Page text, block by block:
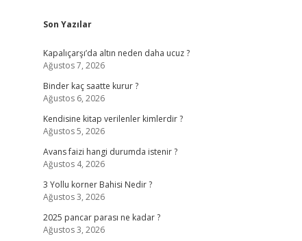
Sidebar
Son Yazılar
Kapalıçarşı’da altın neden daha ucuz ?
Ağustos 7, 2026
Binder kaç saatte kurur ?
Ağustos 6, 2026
Kendisine kitap verilenler kimlerdir ?
Ağustos 5, 2026
Avans faizi hangi durumda istenir ?
Ağustos 4, 2026
3 Yollu korner Bahisi Nedir ?
Ağustos 3, 2026
2025 pancar parası ne kadar ?
Ağustos 3, 2026
ilbet güncel giriş adresi